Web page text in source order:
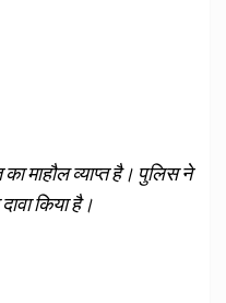
माहौल व्याप्त है। पुलिस ने
किया है।